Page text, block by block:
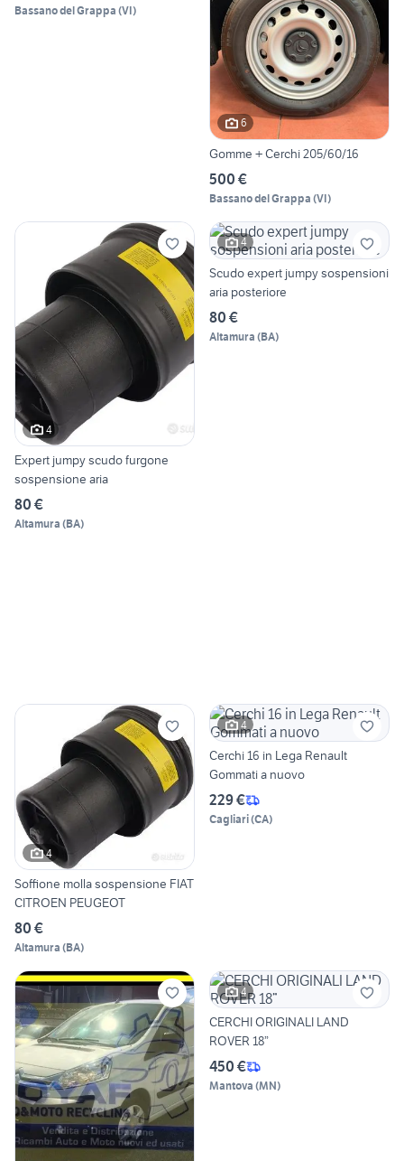
Bassano del Grappa (VI)
6
Gomme + Cerchi 205/60/16
500 €
Bassano del Grappa (VI)
4
Expert jumpy scudo furgone
sospensione aria
80 €
Altamura (BA)
4
Scudo expert jumpy sospensioni
aria posteriore
80 €
Altamura (BA)
4
Soffione molla sospensione FIAT
CITROEN PEUGEOT
80 €
Altamura (BA)
4
Cerchi 16 in Lega Renault
Gommati a nuovo
229 €
Cagliari(CA)
4
CERCHI ORIGINALI LAND
ROVER 18”
450 €
Mantova (MN)